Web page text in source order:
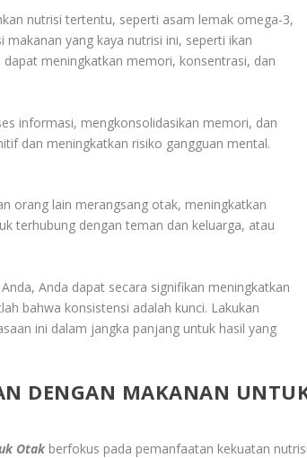
nutrisi tertentu, seperti asam lemak omega-3,
yang kaya nutrisi ini, seperti ikan
meningkatkan memori, konsentrasi, dan
informasi, mengkonsolidasikan memori, dan
dan meningkatkan risiko gangguan mental.
orang lain merangsang otak, meningkatkan
terhubung dengan teman dan keluarga, atau
Anda dapat secara signifikan meningkatkan
bahwa konsistensi adalah kunci. Lakukan
ini dalam jangka panjang untuk hasil yang
DENGAN MAKANAN
Otakberfokus pada pemanfaatan kekuatan